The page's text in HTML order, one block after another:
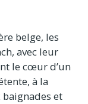
belge, les
avec leur
le cœur d’un
à la
et